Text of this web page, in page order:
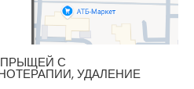
С
УДАЛЕНИЕ